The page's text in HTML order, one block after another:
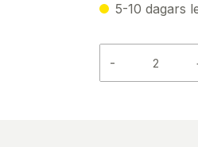
5-10 dagars
-